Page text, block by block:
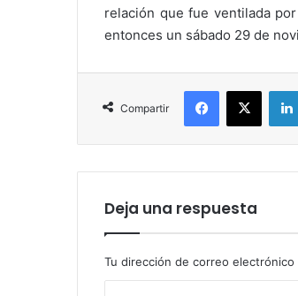
relación que fue ventilada
entonces un sábado 29 de
Compartir
Facebook
X
Deja una respuesta
Tu dirección de correo electrónico